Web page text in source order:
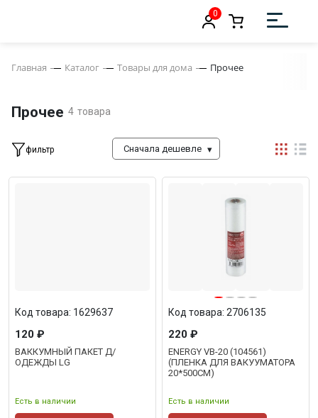
0
Главная Каталог Товары для дома Прочее
Прочее 4 товара
фильтр Сначала дешевле
ВАККУМНЫЙ ПАКЕТ Д/
ОДЕЖДЫ LG
Есть в наличии
Код товара: 1629637
120 ₽
ENERGY VB-20 (104561)
(ПЛЕНКА ДЛЯ ВАКУУМАТОРА
20*500СМ)
Есть в наличии
Код товара: 2706135
220 ₽